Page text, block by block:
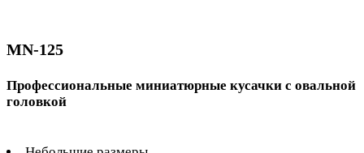
MN-125
Профессиональные миниатюрные кусачки с овальной
головкой